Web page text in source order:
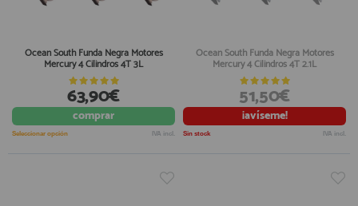
Ocean South Funda Negra Motores
Mercury 4 Cilindros 4T 3L
63,90€
comprar
Seleccionar opción IVA incl.
Ocean South Funda Negra Motores
Mercury 4 Cilindros 4T 2.1L
51,50€
¡avíseme!
Sin stock IVA incl.